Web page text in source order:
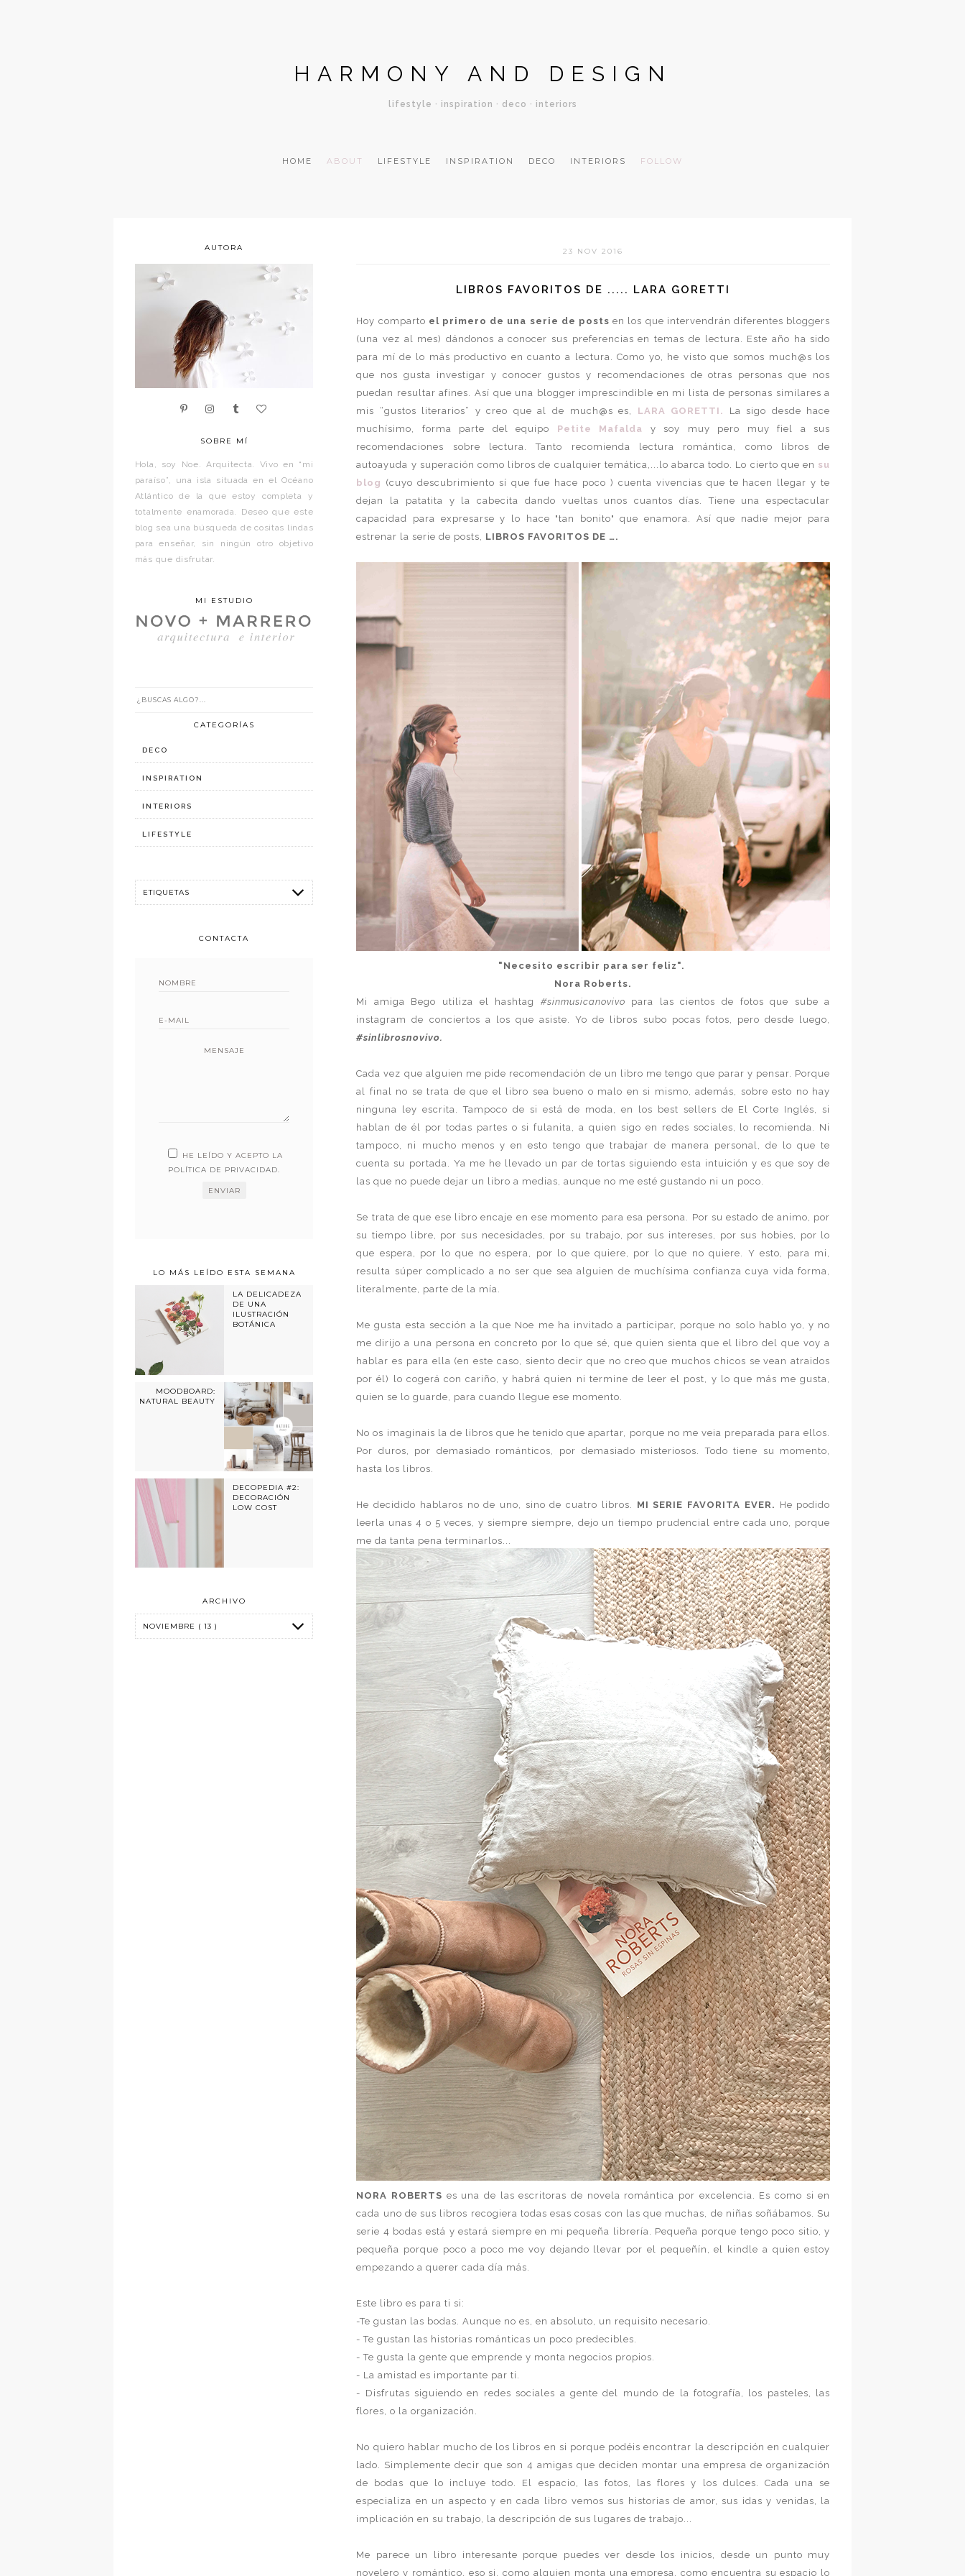
HARMONY AND DESIGN
lifestyle · inspiration · deco · interiors
HOME ABOUT LIFESTYLE INSPIRATION DECO INTERIORS FOLLOW
23 NOV 2016
LIBROS FAVORITOS DE ..... LARA GORETTI
Hoy comparto el primero de una serie de posts en los que intervendrán diferentes bloggers
(una vez al mes) dándonos a conocer sus preferencias en temas de lectura. Este año ha sido
para mí de lo más productivo en cuanto a lectura. Como yo, he visto que somos much@s los
que nos gusta investigar y conocer gustos y recomendaciones de otras personas que nos
puedan resultar afines. Así que una blogger imprescindible en mi lista de personas similares a
mis “gustos literarios” y creo que al de much@s es, LARA GORETTI.
La sigo desde hace
muchísimo, forma parte del equipo Petite Mafalda y soy muy pero muy fiel a sus
recomendaciones sobre lectura. Tanto recomienda lectura romántica, como libros de
autoayuda y superación como libros de cualquier temática,...lo abarca todo. Lo cierto que en su
blog (cuyo descubrimiento sí que fue hace poco ) cuenta vivencias que te hacen llegar y te
dejan la patatita y la cabecita dando vueltas unos cuantos días. Tiene una espectacular
capacidad para expresarse y lo hace "tan bonito" que enamora. Así que nadie mejor para
estrenar la serie de posts, LIBROS FAVORITOS DE ….
"Necesito escribir para ser feliz".
Nora Roberts.
Mi amiga Bego utiliza el hashtag #sinmusicanovivo para las cientos de fotos que sube a
instagram de conciertos a los que asiste. Yo de libros subo pocas fotos, pero desde luego,
#sinlibrosnovivo.
Cada vez que alguien me pide recomendación de un libro me tengo que parar y pensar. Porque
al final no se trata de que el libro sea bueno o malo en si mismo, además, sobre esto no hay
ninguna ley escrita. Tampoco de si está de moda, en los best sellers de El Corte Inglés, si
hablan de él por todas partes o si fulanita, a quien sigo en redes sociales, lo recomienda. Ni
tampoco, ni mucho menos y en esto tengo que trabajar de manera personal, de lo que te
cuenta su portada. Ya me he llevado un par de tortas siguiendo esta intuición y es que soy de
las que no puede dejar un libro a medias, aunque no me esté gustando ni un poco.
Se trata de que ese libro encaje en ese momento para esa persona. Por su estado de animo, por
su tiempo libre, por sus necesidades, por su trabajo, por sus intereses, por sus hobies, por lo
que espera, por lo que no espera, por lo que quiere, por lo que no quiere. Y esto, para mi,
resulta súper complicado a no ser que sea alguien de muchísima confianza cuya vida forma,
literalmente, parte de la mía.
Me gusta esta sección a la que Noe me ha invitado a participar, porque no solo hablo yo, y no
me dirijo a una persona en concreto por lo que sé, que quien sienta que el libro del que voy a
hablar es para ella (en este caso, siento decir que no creo que muchos chicos se vean atraidos
por él) lo cogerá con cariño, y habrá quien ni termine de leer el post, y lo que más me gusta,
quien se lo guarde, para cuando llegue ese momento.
No os imaginais la de libros que he tenido que apartar, porque no me veia preparada para ellos.
Por duros, por demasiado románticos, por demasiado misteriosos. Todo tiene su momento,
hasta los libros.
He decidido hablaros no de uno, sino de cuatro libros. MI SERIE FAVORITA EVER. He podido
leerla unas 4 o 5 veces, y siempre siempre, dejo un tiempo prudencial entre cada uno, porque
me da tanta pena terminarlos...
NORA ROBERTS es una de las escritoras de novela romántica por excelencia. Es como si en
cada uno de sus libros recogiera todas esas cosas con las que muchas, de niñas soñábamos. Su
serie 4 bodas está y estará siempre en mi pequeña librería. Pequeña porque tengo poco sitio, y
pequeña porque poco a poco me voy dejando llevar por el pequeñín, el kindle a quien estoy
empezando a querer cada día más.
Este libro es para ti si:
-Te gustan las bodas. Aunque no es, en absoluto, un requisito necesario.
- Te gustan las historias románticas un poco predecibles.
- Te gusta la gente que emprende y monta negocios propios.
- La amistad es importante par ti.
- Disfrutas siguiendo en redes sociales a gente del mundo de la fotografía, los pasteles, las
flores, o la organización.
No quiero hablar mucho de los libros en si porque podéis encontrar la descripción en cualquier
lado. Simplemente decir que son 4 amigas que deciden montar una empresa de organización
de bodas que lo incluye todo. El espacio, las fotos, las flores y los dulces. Cada una se
especializa en un aspecto y en cada libro vemos sus historias de amor, sus idas y venidas, la
implicación en su trabajo, la descripción de sus lugares de trabajo...
Me parece un libro interesante porque puedes ver desde los inicios, desde un punto muy
novelero y romántico, eso si, como alguien monta una empresa, como encuentra su espacio lo
AUTORA
SOBRE MÍ
Hola, soy Noe. Arquitecta. Vivo en “mi
paraíso”, una isla situada en el Océano
Atlántico de la que estoy completa y
totalmente enamorada. Deseo que este
blog sea una búsqueda de cositas lindas
para enseñar, sin ningún otro objetivo
más que disfrutar.
MI ESTUDIO
CATEGORÍAS
DECO
INSPIRATION
INTERIORS
LIFESTYLE
CONTACTA
MENSAJE
HE LEÍDO Y ACEPTO LA
POLÍTICA DE PRIVACIDAD.
LO MÁS LEÍDO ESTA SEMANA
LA DELICADEZA
DE UNA
ILUSTRACIÓN
BOTÁNICA
MOODBOARD:
NATURAL BEAUTY
DECOPEDIA #2:
DECORACIÓN
LOW COST
ARCHIVO